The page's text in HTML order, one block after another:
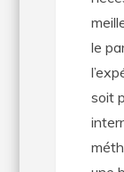
le
soit